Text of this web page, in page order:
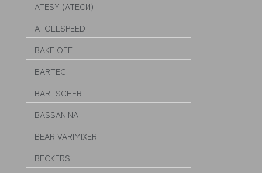
ATESY (АТЕСИ)
ATOLLSPEED
BAKE OFF
BARTEC
BARTSCHER
BASSANINA
BEAR VARIMIXER
BECKERS